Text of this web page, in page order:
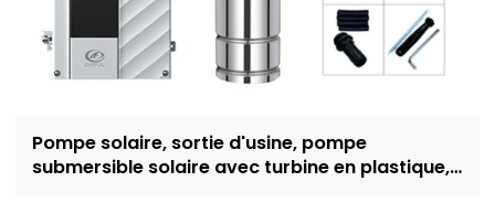
Pompe solaire, sortie d'usine, pompe
submersible solaire avec turbine en plastique,